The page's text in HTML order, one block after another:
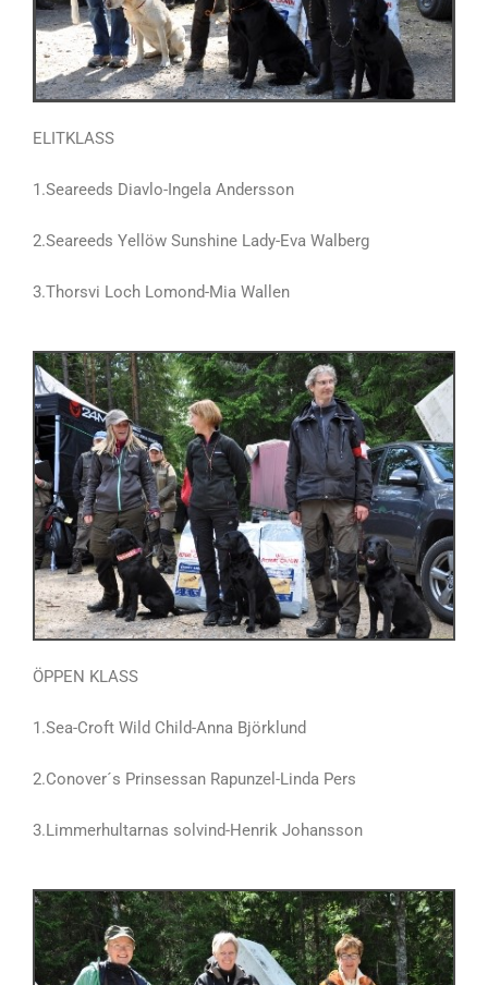
ELITKLASS
1.Seareeds Diavlo-Ingela Andersson
2.Seareeds Yellöw Sunshine Lady-Eva Walberg
3.Thorsvi Loch Lomond-Mia Wallen
ÖPPEN KLASS
1.Sea-Croft Wild Child-Anna Björklund
2.Conover´s Prinsessan Rapunzel-Linda Pers
3.Limmerhultarnas solvind-Henrik Johansson